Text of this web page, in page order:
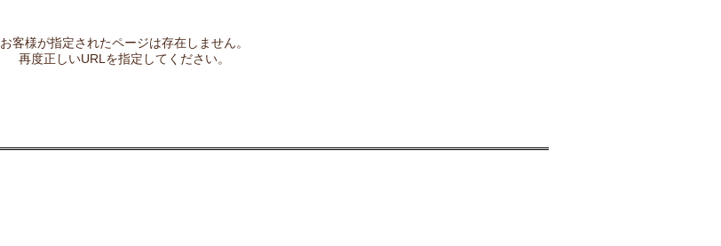
お客様が指定されたページは存在しません。
再度正しいURLを指定してください。